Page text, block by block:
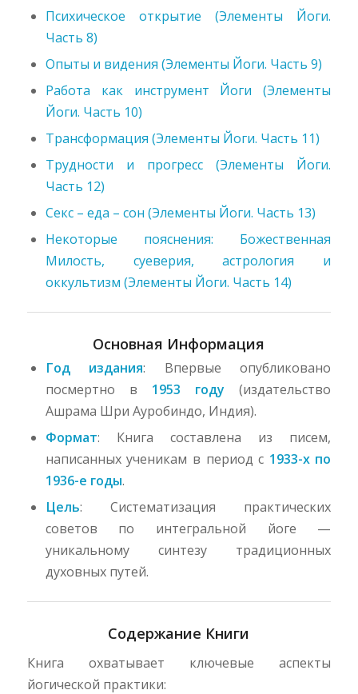
Психическое открытие (Элементы Йоги.
Часть 8)
Опыты и видения (Элементы Йоги. Часть 9)
Работа как инструмент Йоги (Элементы
Йоги. Часть 10)
Трансформация (Элементы Йоги. Часть 11)
Трудности и прогресс (Элементы Йоги.
Часть 12)
Секс – еда – сон (Элементы Йоги. Часть 13)
Некоторые пояснения: Божественная
Милость, суеверия, астрология и
оккультизм (Элементы Йоги. Часть 14)
Основная Информация
Год издания: Впервые опубликовано
посмертно в 1953 году (издательство
Ашрама Шри Ауробиндо, Индия).
Формат: Книга составлена из писем,
написанных ученикам в период с 1933-х по
1936-е годы.
Цель: Систематизация практических
советов по интегральной йоге —
уникальному синтезу традиционных
духовных путей.
Содержание Книги
Книга охватывает ключевые аспекты
йогической практики: